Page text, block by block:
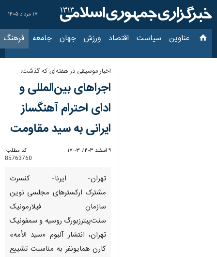
۱۷ مرداد ۱۴۰۵
عناوین‌ سیاست اقتصاد ورزش جهان جامعه فرهنگ
اخبار موسیقی در هفته‌ای که گذشت؛
اجراهای بین‌المللی و
ادای احترام آهنگساز
ایرانی به سید مقاومت
۹ اسفند ۱۴۰۳، ۱۷:۰۳
کد مطلب:
85763760
تهران- ایرنا- کنسرت
مشترک ارکسترهای مجلسی نوین
سازمان فیلارمونیک
سنت‌پیترزبورگ روسیه و سمفونیک
تهران، انتشار آلبوم «سید الأمه»
کارن همایونفر به مناسبت تشییع